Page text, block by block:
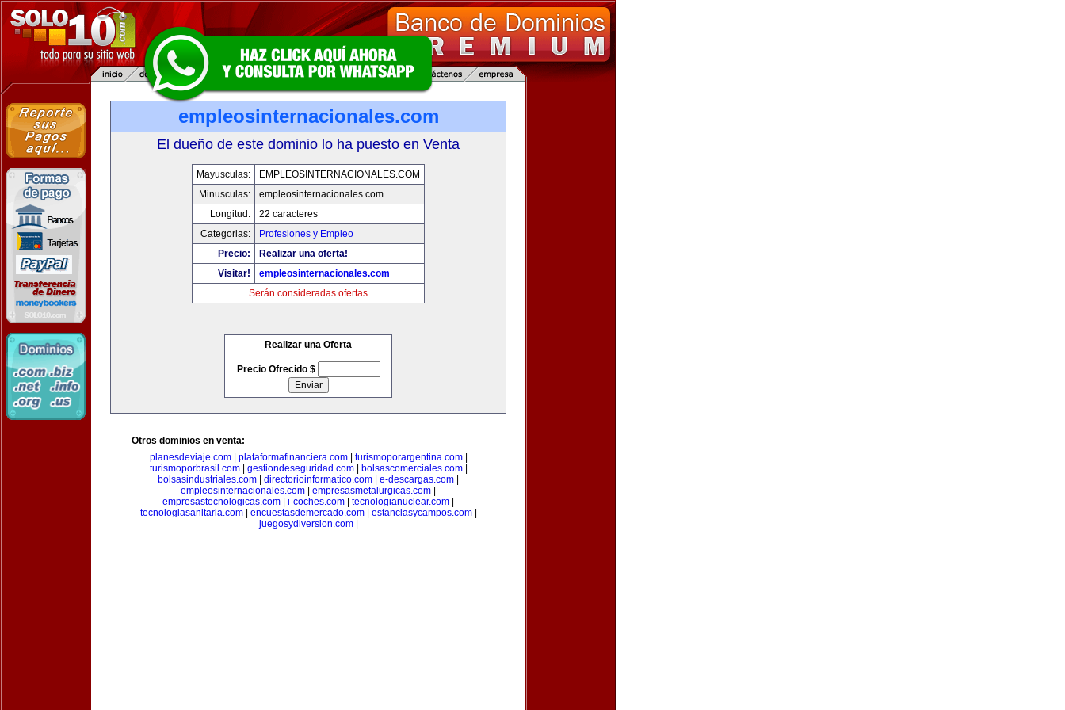
empleosinternacionales.com
El dueño de este dominio lo ha puesto en Venta
Mayusculas:
EMPLEOSINTERNACIONALES.COM
Minusculas:
empleosinternacionales.com
Longitud:
22 caracteres
Categorias:
Profesiones y Empleo
Precio:
Realizar una oferta!
Visitar!
empleosinternacionales.com
Serán consideradas ofertas
Realizar una Oferta
Precio Ofrecido $
Otros dominios en venta:
planesdeviaje.com| plataformafinanciera.com| turismoporargentina.com|
turismoporbrasil.com| gestiondeseguridad.com| bolsascomerciales.com|
bolsasindustriales.com
directorioinformatico.com e-descargas.com
empleosinternacionales.com
empresasmetalurgicas.com
empresastecnologicas.com
i-coches.com tecnologianuclear.com
tecnologiasanitaria.com| encuestasdemercado.com| estanciasycampos.com|
juegosydiversion.com|